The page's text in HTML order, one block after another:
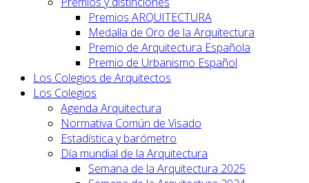
Premios ARQUITECTURA
Medalla de Oro de la Arquitectura
Premio de Arquitectura Española
Premio de Urbanismo Español
Los Colegios de Arquitectos
Los Colegios
Agenda Arquitectura
Normativa Común de Visado
Estadística y barómetro
Día mundial de la Arquitectura
Semana de la Arquitectura 2025